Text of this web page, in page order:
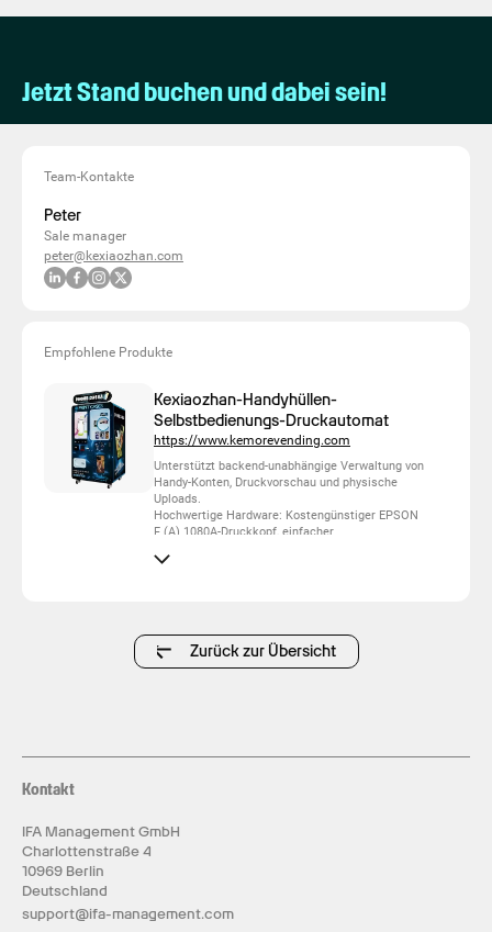
Jetzt Stand buchen und dabei sein!
Team-Kontakte
Peter
Sale manager
peter@kexiaozhan.com
Empfohlene Produkte
Kexiaozhan-Handyhüllen-
Selbstbedienungs-Druckautomat
https://www.kemorevending.com
Unterstützt backend-unabhängige Verwaltung von
Handy-Konten, Druckvorschau und physische
Uploads.
Hochwertige Hardware: Kostengünstiger EPSON
F (A) 1080A-Druckkopf, einfacher
Hiwin-Führungsschlitten aus Taiwan, flexible
Alterungstests.
24-Stunden-Kundendienst mit 3-Minuten-
Zurück zur Übersicht
Kontakt
IFA Management GmbH
Charlottenstraße 4
10969 Berlin
Deutschland
support@ifa-management.com